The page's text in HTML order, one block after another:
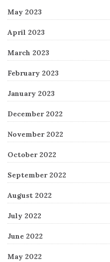
May 2023
April 2023
March 2023
February 2023
January 2023
December 2022
November 2022
October 2022
September 2022
August 2022
July 2022
June 2022
May 2022